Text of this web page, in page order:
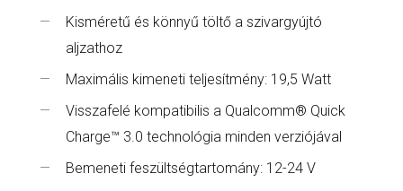
Kisméretű és könnyű töltő a szivargyújtó
aljzathoz
Maximális kimeneti teljesítmény: 19,5 Watt
Visszafelé kompatibilis a Qualcomm® Quick
Charge™ 3.0 technológia minden verziójával
Bemeneti feszültségtartomány: 12-24 V